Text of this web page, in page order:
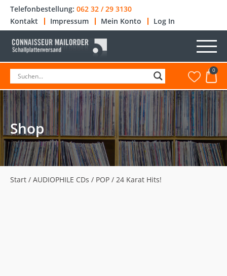
Telefonbestellung: 062 32 / 29 3130
Kontakt
Impressum Mein Konto Log In
0
Shop
Start / AUDIOPHILE CDs / POP / 24 Karat Hits!